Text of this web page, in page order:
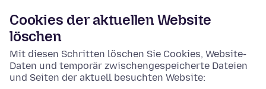
Cookies der aktuellen Website
löschen
Mit diesen Schritten löschen Sie Cookies, Website-
Daten und temporär zwischengespeicherte Dateien
und Seiten der aktuell besuchten Website: